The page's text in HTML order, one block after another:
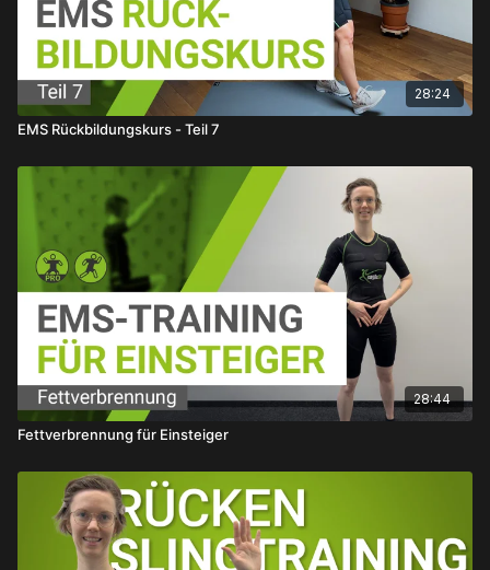
28:24
EMS Rückbildungskurs - Teil 7
28:44
Fettverbrennung für Einsteiger